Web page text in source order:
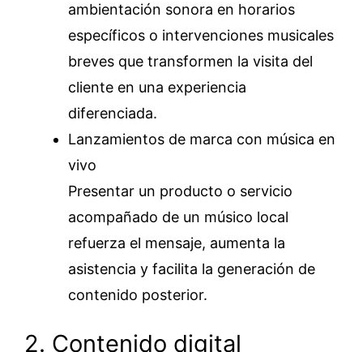
ambientación sonora en horarios
específicos o intervenciones musicales
breves que transformen la visita del
cliente en una experiencia
diferenciada.
Lanzamientos de marca con música en
vivo
Presentar un producto o servicio
acompañado de un músico local
refuerza el mensaje, aumenta la
asistencia y facilita la generación de
contenido posterior.
2. Contenido digital